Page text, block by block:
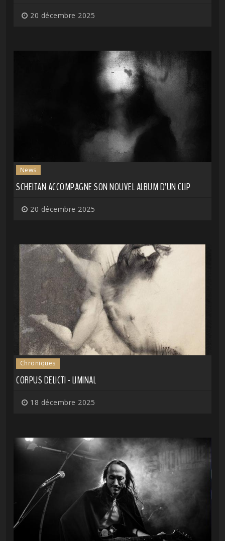
20 décembre 2025
News
SCHEITAN ACCOMPAGNE SON NOUVEL ALBUM D'UN CLIP
20 décembre 2025
Chroniques
CORPUS DELICTI - LIMINAL
18 décembre 2025